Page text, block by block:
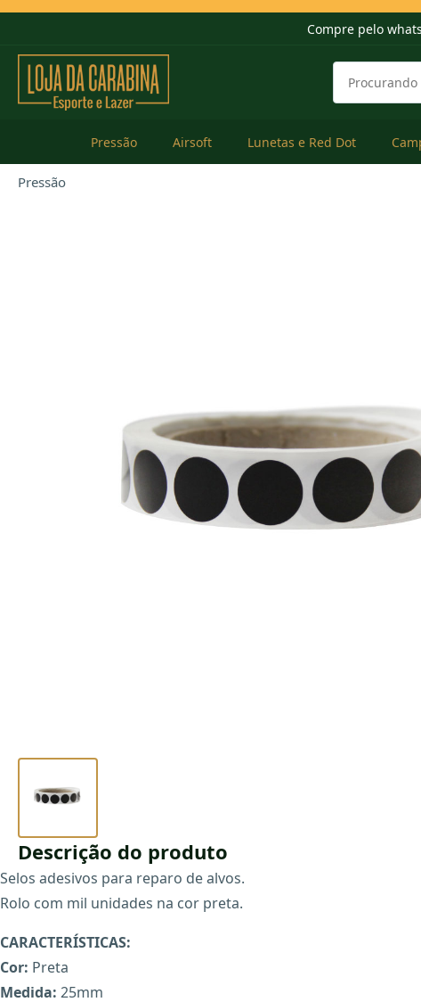
Compre pelo
Pressão Airsoft Lunetas e Red Dot
Pressão
Descrição do produto
Selos adesivos para reparo de alvos.
Rolo com mil unidades na cor preta.
CARACTERÍSTICAS:
Cor: Preta
Medida: 25mm